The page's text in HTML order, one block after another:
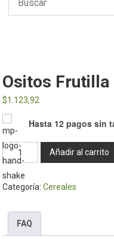
Ositos Frutilla
$1.123,92
Hasta 12 pagos sin
Ositos
frutilla
100gr
Fracc
Añadir al carrito
Categoría:Cereales
FAQ